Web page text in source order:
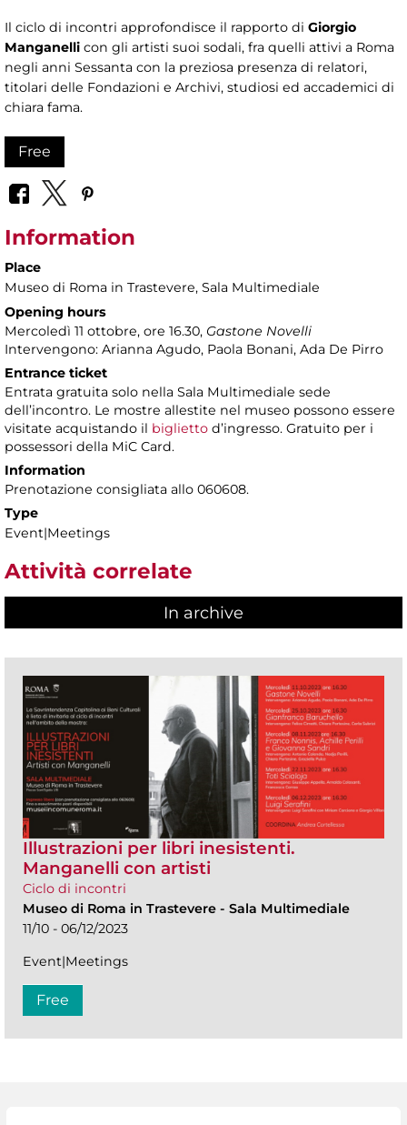
Il ciclo di incontri approfondisce il rapporto di Giorgio
Manganelli con gli artisti suoi sodali, fra quelli attivi a Roma
negli anni Sessanta con la preziosa presenza di relatori,
titolari delle Fondazioni e Archivi, studiosi ed accademici di
chiara fama.
Free
Information
Place
Museo di Roma in Trastevere, Sala Multimediale
Opening hours
Mercoledì 11 ottobre, ore 16.30, Gastone Novelli
Intervengono: Arianna Agudo, Paola Bonani, Ada De Pirro
Entrance ticket
Entrata gratuita solo nella Sala Multimediale sede
dell’incontro. Le mostre allestite nel museo possono essere
visitate acquistando il biglietto d’ingresso. Gratuito per i
possessori della MiC Card.
Information
Prenotazione consigliata allo 060608.
Type
Event|Meetings
Attività correlate
In archive
Illustrazioni per libri inesistenti.
Manganelli con artisti
Ciclo di incontri
Museo di Roma in Trastevere - Sala Multimediale
11/10 - 06/12/2023
Event|Meetings
Free